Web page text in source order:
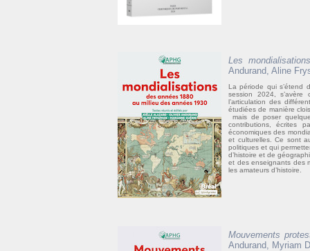
Les
Andurand, Aline
La période qui s’étend
session 2024, s’avère
l’articulation des
étudiées de manière
mais de poser
contributions, écrites
économiques des
et culturelles. Ce sont
politiques et qui
d’histoire et de
et des enseignants des
les amateurs d’histoire.
Mouvements
Andurand, Myriam